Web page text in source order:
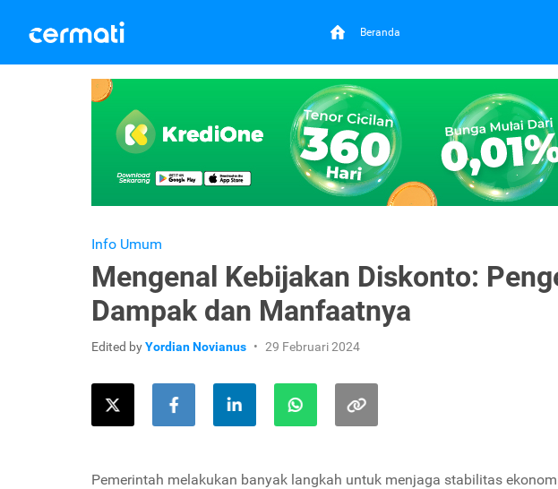
Beranda
Info Umum
Mengenal Kebijakan Diskonto:
Dampak dan Manfaatnya
Edited byYordian Novianus 29 Februari 2024
Pemerintah melakukan banyak langkah untuk menjaga stabilitas